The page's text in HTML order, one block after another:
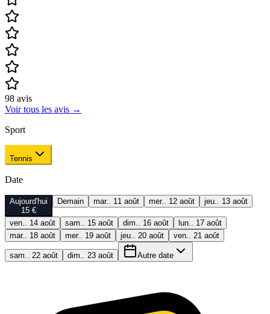
98 avis
Voir tous les avis →
Sport
Tennis
Date
Aujourd'hui
15 €
Demain mar.. 11 août mer.. 12 août jeu.. 13 août
ven.. 14 août sam.. 15 août dim.. 16 août
lun.. 17 août
mar.. 18 août
mer.. 19 août jeu.. 20 août ven.. 21 août
sam.. 22 août dim.. 23 août Autre date